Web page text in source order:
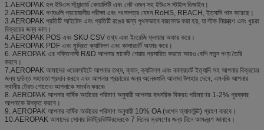
1.AEROPAK হল ইউএস স্ট্যান্ডার্ড কোয়ালিটি এবং নেট ওজন সহ ইউএস স্টাইল ডিজাইন।
2.AEROPAK পণ্যগুলি প্রয়োজনীয় পরীক্ষা এবং শংসাপত্র যেমন RoHS, REACH, ইত্যাদি পাস করেছে।
3.AEROPAK প্রতিটি আইটেম এবং প্রতিটি রঙের জন্য পৃথকভাবে বারকোড করা হয়, যা স্টক নিয়ন্ত্রণ এবং খুচরা
বিক্রয়ের জন্য ভাল।
4.AEROPAK POS এবং SKU CSV তথ্য এবং ইংরেজি ফ্লায়ার অফার করে।
5.AEROPAK PDF এবং মুদ্রিত ক্যাটালগ এবং কালারচার্ট অফার করে।
6. AEROPAK এর শক্তিশালী R&D আপনার মার্কেট শেয়ার প্রসারিত করতে আরও বেশি নতুন পণ্য তৈরি
করবে।
7.AEROPAK আমাদের ওয়েবসাইটে আপনার তথ্য, ক্যান, ক্যাটালগ এবং কালারচার্ট ইত্যাদি সহ আপনার বিক্রয়ের
জন্য দুর্দান্ত সহায়তা প্রদান করবে এবং আপনার প্রচারের জন্য অনেকগুলি আলাদা উপহার দেবে, এমনকি আপনার
স্থানীয় ট্রেড শোতেও আপনাকে সমর্থন করবে৷
8. AEROPAK আপনার বার্ষিক অর্ডারের পরিমাণ অনুযায়ী আপনার বাৎসরিক বিক্রয় পরিমাণের 1-2% পুরষ্কার
আপনাকে উপকৃত করবে।
9. AEROPAK আপনার বার্ষিক অর্ডারের পরিমাণ অনুযায়ী 10% OA (ওপেন অ্যাকাউন্ট) গ্রহণ করবে।
10.AEROPAK আমাদের সোনার ডিস্ট্রিবিউটরদেরকে 7 দিনের ভ্রমণের জন্য চীনে আমন্ত্রণ জানাবে।